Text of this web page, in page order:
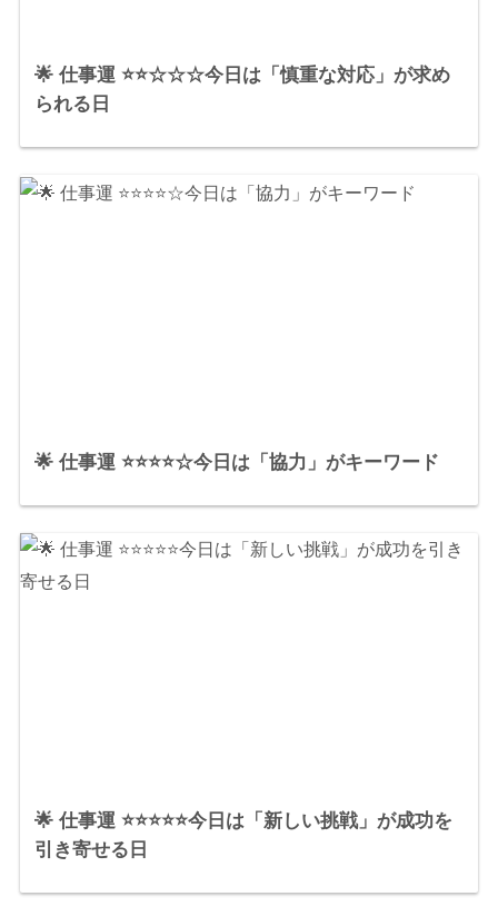
🌟 仕事運 ⭐⭐☆☆☆今日は「慎重な対応」が求め
られる日
🌟 仕事運 ⭐⭐⭐⭐☆今日は「協力」がキーワード
🌟 仕事運 ⭐⭐⭐⭐⭐今日は「新しい挑戦」が成功を
引き寄せる日